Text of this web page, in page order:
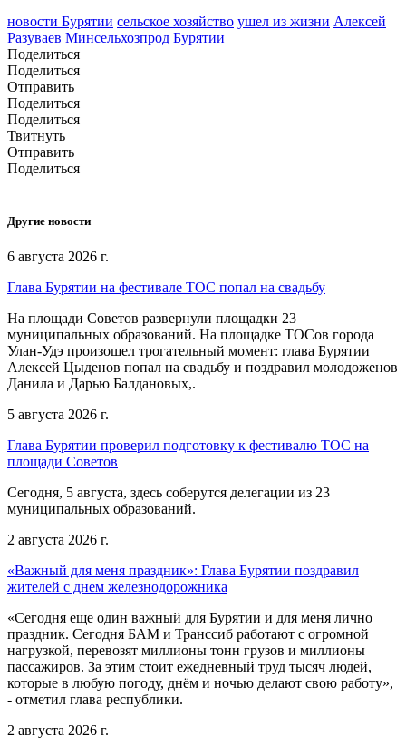
новости Бурятии сельское хозяйство ушел из жизни Алексей
Разуваев Минсельхозпрод Бурятии
Поделиться
Поделиться
Отправить
Поделиться
Поделиться
Твитнуть
Отправить
Поделиться
Другие новости
6 августа 2026 г.
Глава Бурятии на фестивале ТОС попал на свадьбу
На площади Советов развернули площадки 23
муниципальных образований. На площадке ТОСов города
Улан-Удэ произошел трогательный момент: глава Бурятии
Алексей Цыденов попал на свадьбу и поздравил молодоженов
Данила и Дарью Балдановых,.
5 августа 2026 г.
Глава Бурятии проверил подготовку к фестивалю ТОС на
площади Советов
Сегодня, 5 августа, здесь соберутся делегации из 23
муниципальных образований.
2 августа 2026 г.
«Важный для меня праздник»: Глава Бурятии поздравил
жителей с днем железнодорожника
«Сегодня еще один важный для Бурятии и для меня лично
праздник. Сегодня БАМ и Транссиб работают с огромной
нагрузкой, перевозят миллионы тонн грузов и миллионы
пассажиров. За этим стоит ежедневный труд тысяч людей,
которые в любую погоду, днём и ночью делают свою работу»,
- отметил глава республики.
2 августа 2026 г.